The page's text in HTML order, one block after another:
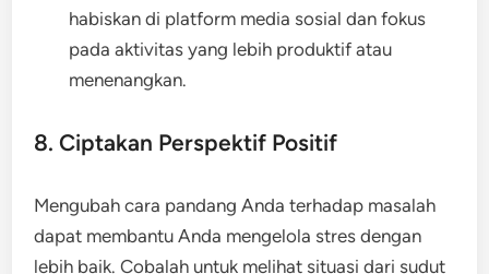
habiskan di platform media sosial dan fokus
pada aktivitas yang lebih produktif atau
menenangkan.
8. Ciptakan Perspektif Positif
Mengubah cara pandang Anda terhadap masalah
dapat membantu Anda mengelola stres dengan
lebih baik. Cobalah untuk melihat situasi dari sudut